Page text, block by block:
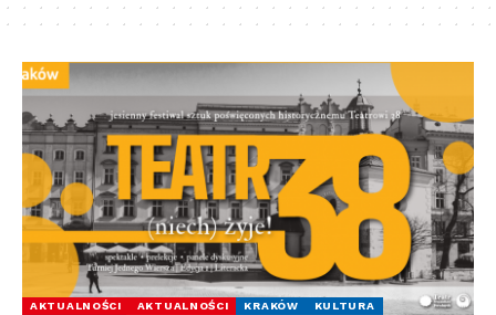
AKTUALNOŚCI AKTUALNOŚCI KRAKÓW
KULTURA